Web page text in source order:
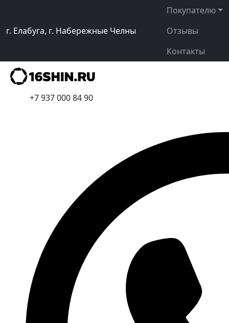
г. Елабуга, г. Набережные Челны
Покупателю
Отзывы
Контакты
+7 937 000 84 90